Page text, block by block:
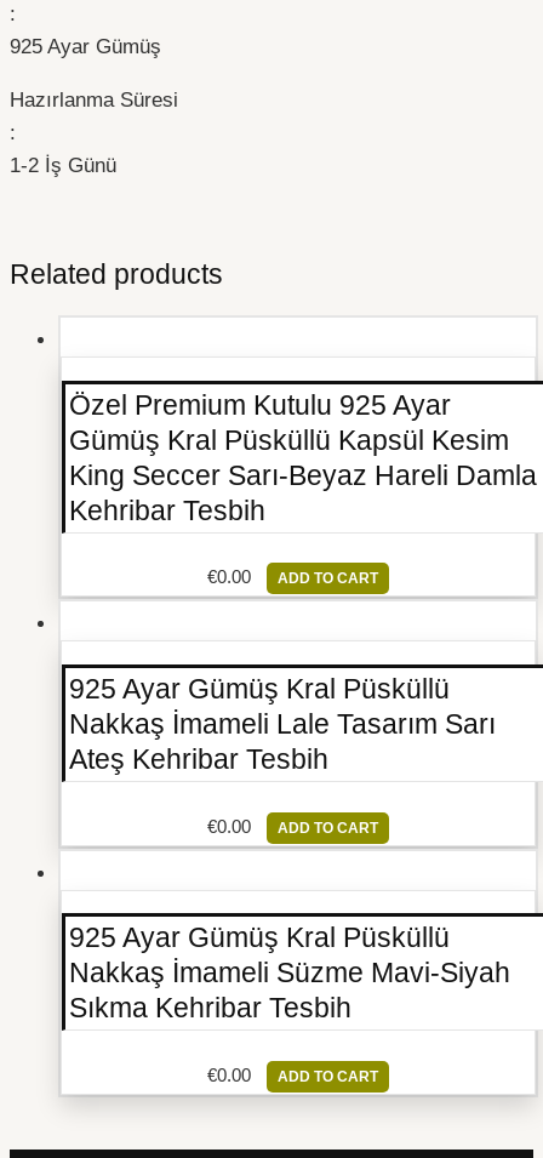
:
925 Ayar Gümüş
Hazırlanma Süresi
:
1-2 İş Günü
Related products
Özel Premium Kutulu 925 Ayar
Gümüş Kral Püsküllü Kapsül Kesim
King Seccer Sarı-Beyaz Hareli Damla
Kehribar Tesbih
€0.00 ADD TO CART
925 Ayar Gümüş Kral Püsküllü
Nakkaş İmameli Lale Tasarım Sarı
Ateş Kehribar Tesbih
€0.00 ADD TO CART
925 Ayar Gümüş Kral Püsküllü
Nakkaş İmameli Süzme Mavi-Siyah
Sıkma Kehribar Tesbih
€0.00 ADD TO CART